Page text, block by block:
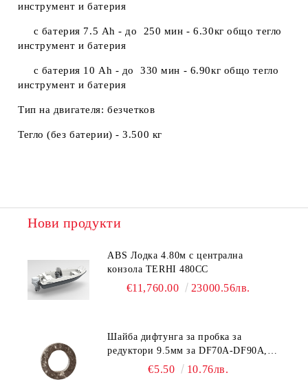
инструмент и батерия
с батерия 7.5 Ah - до 250 мин -6.30кг общо тегло
инструмент и батерия
с батерия 10 Ah - до 330 мин - 6.90кг общо тегло
инструмент и батерия
Тип на двигателя: безчетков
Тегло (без батерии) - 3.500 кг
Нови продукти
ABS Лодка 4.80м с централна
конзола TERHI 480CC
€11,760.00 23000.56лв.
Шайба дифтунга за пробка за
редуктори 9.5мм за DF70A-DF90A,
DF150-DF350 Suzuki 09168-10038
€5.50 10.76лв.